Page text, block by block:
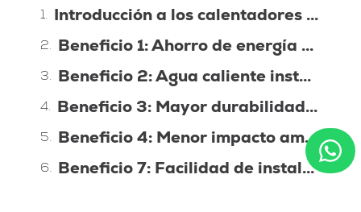
Introducción a los calentadores de agua de gas
Beneficio 1: Ahorro de energía y reducción de costos
Beneficio 2: Agua caliente instantánea y constante
Beneficio 3: Mayor durabilidad y vida útil prolongada
Beneficio 4: Menor impacto ambiental
Beneficio 7: Facilidad de instalación y mantenimiento